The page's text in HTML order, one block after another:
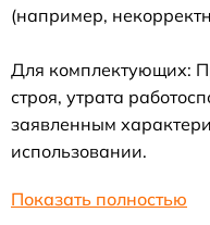
(например,
Для комплектующих:
строя, утрата
заявленным
использовании.
Показать полностью